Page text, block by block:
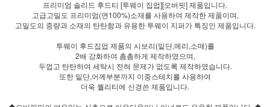
프리미엄 솔리드 후드티 [투웨이 집업][오버핏] 제품입니다.
고급고밀도 프리미엄(면100%)소재를 사용하여 제작한 제품이며,
고밀도의 중량과 소재의 탄탄함과 유용한 투웨이 지퍼가 특징인 제품입니다.
투웨이 후드집업 제품의 시보리(밑단,에리,소매)를
2배 강화하여 촘촘하게 제작하였으며,
두껍고 탄탄하여 세탁시 전혀 문제가 없도록 제작하였습니다.
또한 밑단,어께부분까지 이중스테치를 사용하여
더욱 퀄리티에 신경쓴 제품입니다.